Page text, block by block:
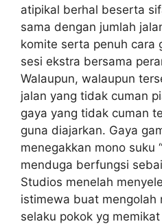
atipikal berhal beserta
sama dengan jumlah
komite serta penuh cara
sesi ekstra bersama
Walaupun, walaupun
jalan yang tidak cuman
gaya yang tidak cuman
guna diajarkan. Gaya
menegakkan mono suku
menduga berfungsi
Studios menelah
istimewa buat mengolah
selaku pokok yg